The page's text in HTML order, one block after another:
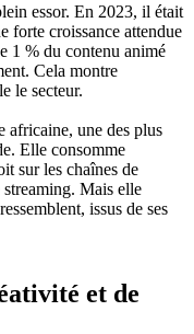
essor. En 2023, il était
forte croissance attendue
1 % du contenu animé
Cela montre
le secteur.
africaine, une des plus
Elle consomme
sur les chaînes de
Mais elle
issus de ses
et de